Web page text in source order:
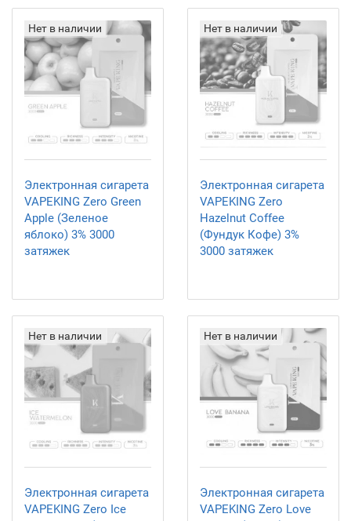
Нет в наличии
Электронная сигарета
VAPEKING Zero Green
Apple (Зеленое
яблоко) 3% 3000
затяжек
Нет в наличии
Электронная сигарета
VAPEKING Zero
Hazelnut Coffee
(Фундук Кофе) 3%
3000 затяжек
Нет в наличии
Электронная сигарета
VAPEKING Zero Ice
Нет в наличии
Электронная сигарета
VAPEKING Zero Love